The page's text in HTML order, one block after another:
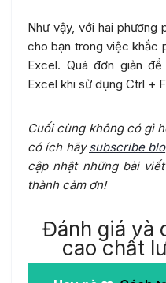
Như vậy, với hai phương
cho bạn trong việc khắc
Excel. Quá đơn giản
Excel khi sử dụng Ctrl +
Cuối cùng không có gì
có ích hãysubscribe
cập nhật những bài
thành cảm ơn!
Đánh giá và
cao chất